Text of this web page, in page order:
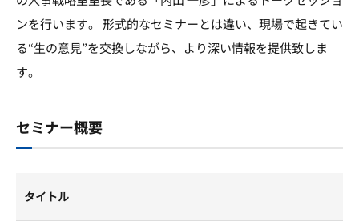
ンを行います。 形式的なセミナーとは違い、現場で起きてい
る“生の意見”を交換しながら、より深い情報を提供致しま
す。
セミナー概要
タイトル